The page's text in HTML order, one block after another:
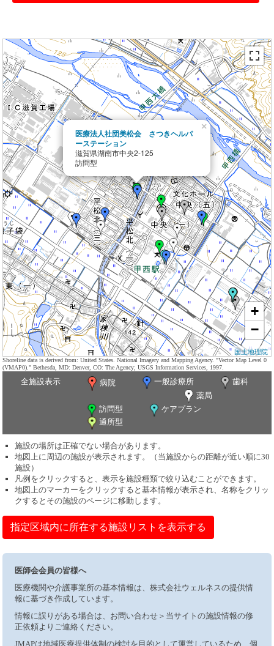
医療法人社団美松会 さつきヘルパ
ーステーション
滋賀県湖南市中央2-125
訪問型
×
+
−
国土地理院
Shoreline data is derived from: United States. National Imagery and Mapping Agency. "Vector Map Level 0
(VMAP0)." Bethesda, MD: Denver, CO: The Agency; USGS Information Services, 1997.
全施設表示 病院 一般診療所
歯科
薬局
訪問型
ケアプラン
通所型
施設の場所は正確でない場合があります。
地図上に周辺の施設が表示されます。（当施設からの距離が近い順に30
施設）
凡例をクリックすると、表示を施設種類で絞り込むことができます。
地図上のマーカーをクリックすると基本情報が表示され、名称をクリッ
クするとその施設のページに移動します。
指定区域内に所在する施設リストを表示する
医師会会員の皆様へ
医療機関や介護事業所の基本情報は、株式会社ウェルネスの提供情
報に基づき作成しています。
情報に誤りがある場合は、お問い合わせ＞当サイトの施設情報の修
正依頼よりご連絡ください。
JMAPは地域医療提供体制の検討を目的として運営しているため、個